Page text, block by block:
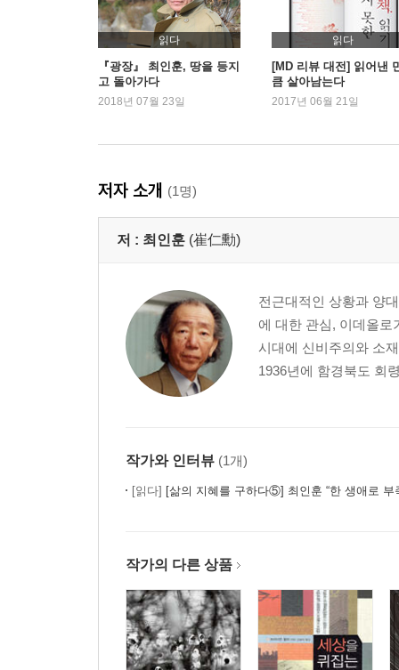
읽다
『광장』 최인훈, 땅을 등지
고 돌아가다
2018년 07월 23일
읽다
[MD 리뷰 대전] 읽어낸
큼 살아남는다
2017년 06월 21일
저자 소개 (1명)
저 : 최인훈 (崔仁勳)
전근대적인 상황과 양
에 대한 관심, 이데올로
시대에 신비주의와 소
1936년에 함경북도 회
작가와 인터뷰 (1개)
[읽다] [삶의 지혜를 구하다⑤] 최인훈 “한 생애로 부족하
작가의 다른 상품